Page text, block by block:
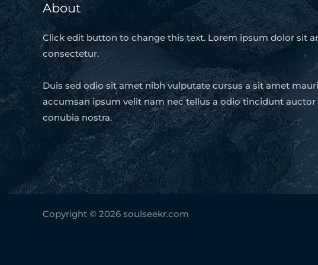
About
Click edit button to change this text. Lorem ipsum dolor sit
consectetur.
Duis sed odio sit amet nibh vulputate cursus a sit amet
accumsan ipsum velit nam nec tellus a odio tincidunt auctor
conubia nostra.
Copyright © 2026 soulseekr.com